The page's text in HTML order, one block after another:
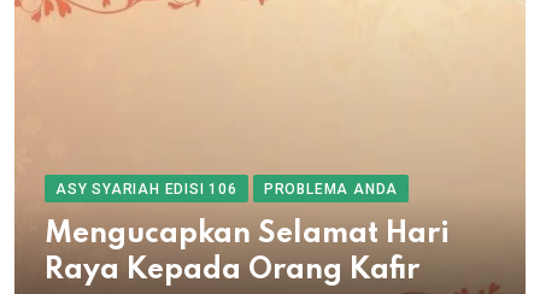
ASY SYARIAH EDISI 106 PROBLEMA ANDA
Mengucapkan Selamat Hari
Raya Kepada Orang Kafir